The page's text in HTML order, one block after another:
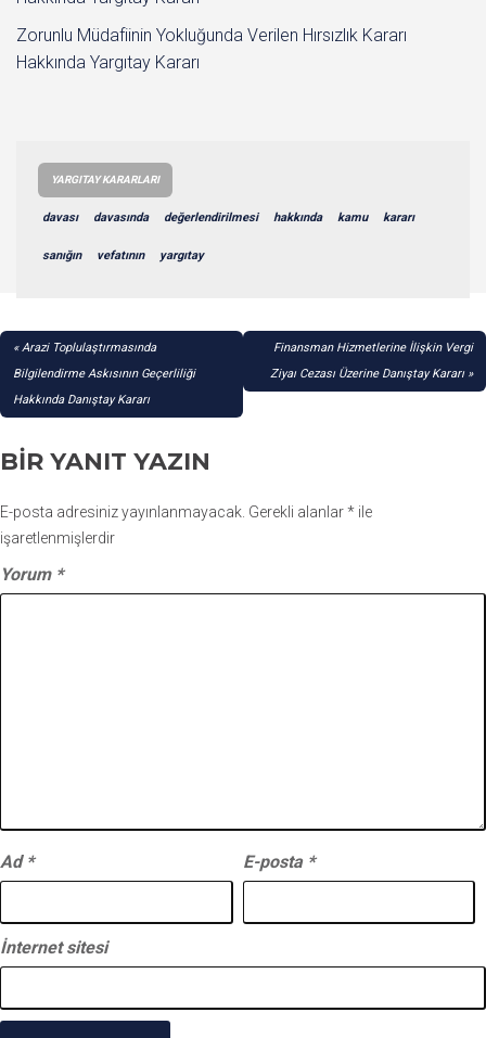
Zorunlu Müdafiinin Yokluğunda Verilen Hırsızlık Kararı
Hakkında Yargıtay Kararı
YARGITAY KARARLARI
davası davasında değerlendirilmesi hakkında kamu kararı
sanığın vefatının yargıtay
YAZI
GEZINMESI
Arazi Toplulaştırmasında
Bilgilendirme Askısının Geçerliliği
Hakkında Danıştay Kararı
Finansman Hizmetlerine İlişkin Vergi
Ziyaı Cezası Üzerine Danıştay Kararı
BIR YANIT YAZIN
E-posta adresiniz yayınlanmayacak. Gerekli alanlar* ile
işaretlenmişlerdir
Yorum *
Ad * E-posta *
İnternet sitesi